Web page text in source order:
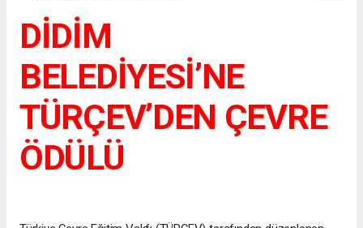
DİDİM
BELEDİYESİ’NE
TÜRÇEV’DEN ÇEVRE
ÖDÜLÜ